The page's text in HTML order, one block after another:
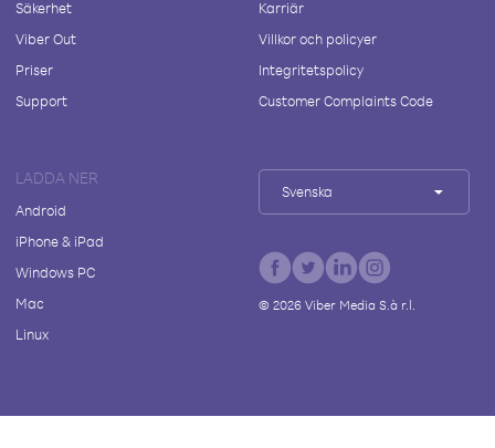
Säkerhet
Viber Out
Priser
Support
Karriär
Villkor och policyer
Integritetspolicy
Customer Complaints Code
LADDA NER
Android
iPhone & iPad
Windows PC
Mac
Linux
Svenska
© 2026Viber Media S.à r.l.